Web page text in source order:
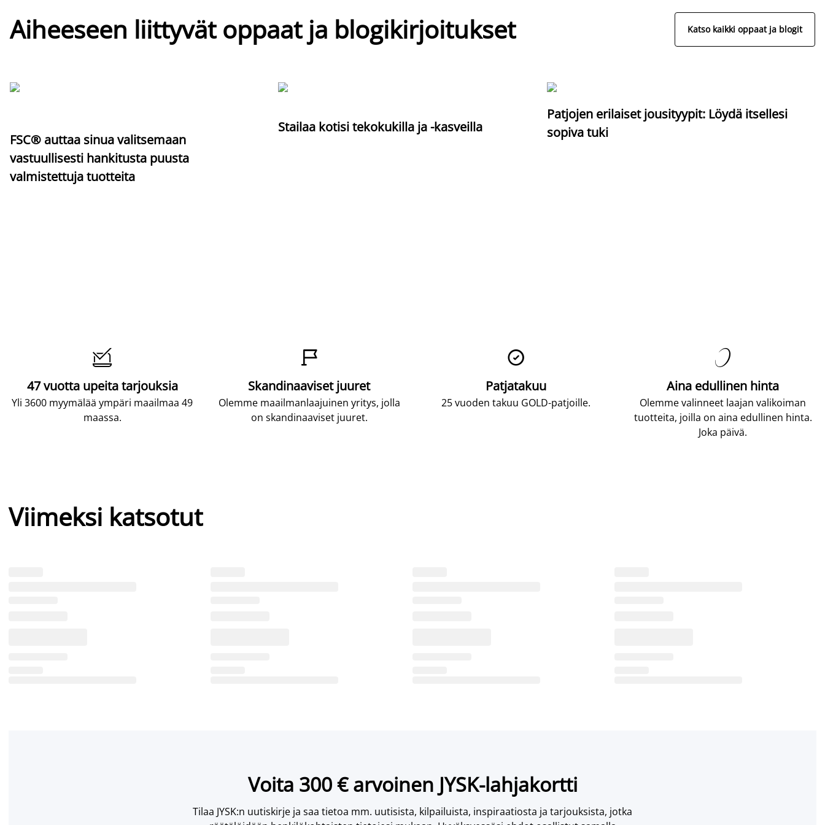
Aiheeseen liittyvät oppaat ja blogikirjoitukset Katso kaikki oppaat ja blogit
FSC® auttaa sinua valitsemaan
vastuullisesti hankitusta puusta
valmistettuja tuotteita
Stailaa kotisi tekokukilla ja -kasveilla
Patjojen erilaiset jousityypit: Löydä itsellesi
sopiva tuki

47 vuotta upeita tarjouksia
Yli 3600 myymälää ympäri maailmaa 49
maassa.

Skandinaaviset juuret
Olemme maailmanlaajuinen yritys, jolla
on skandinaaviset juuret.

Patjatakuu
25 vuoden takuu GOLD-patjoille.

Aina edullinen hinta
Olemme valinneet laajan valikoiman
tuotteita, joilla on aina edullinen hinta.
Joka päivä.
Viimeksi katsotut
Voita 300 € arvoinen JYSK-lahjakortti
Tilaa JYSK:n uutiskirje ja saa tietoa mm. uutisista, kilpailuista, inspiraatiosta ja tarjouksista, jotka